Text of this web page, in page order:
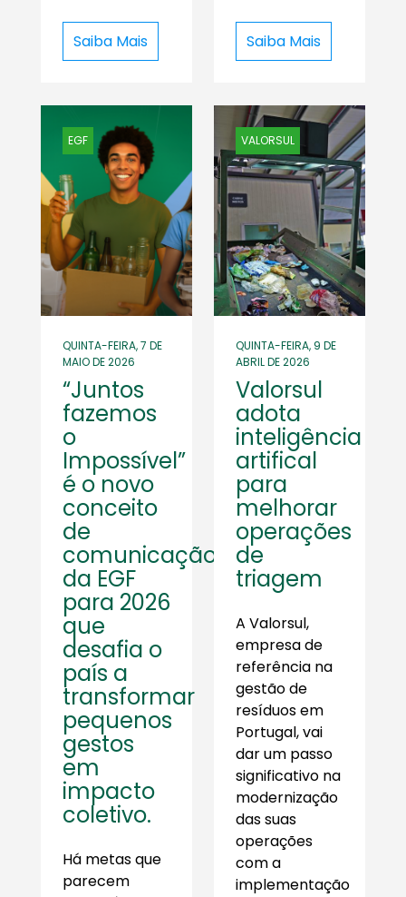
Saiba Mais Saiba Mais
EGF
QUINTA-FEIRA, 7 DE
MAIO DE 2026
“Juntos
fazemos
o
Impossível”
é o novo
conceito
de
comunicação
da EGF
para 2026
que
desafia o
país a
transformar
pequenos
gestos
em
impacto
coletivo.
Há metas que
parecem
VALORSUL
QUINTA-FEIRA, 9 DE
ABRIL DE 2026
Valorsul
adota
inteligência
artifical
para
melhorar
operações
de
triagem
A Valorsul,
empresa de
referência na
gestão de
resíduos em
Portugal, vai
dar um passo
significativo na
modernização
das suas
operações
com a
implementação